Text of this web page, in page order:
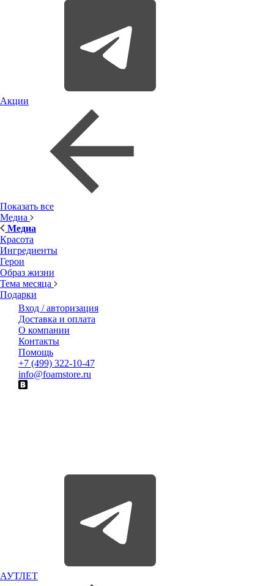
Акции
Показать все
Медиа
Медиа
Красота
Ингредиенты
Герои
Образ жизни
Тема месяца
Подарки
Вход / авторизация
Доставка и оплата
О компании
Контакты
Помощь
+7 (499) 322-10-47
info@foamstore.ru
АУТЛЕТ